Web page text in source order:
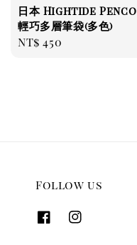
日本 Hightide Penco
輕巧多層筆袋(多色)
Regular
NT$ 450
Follow us